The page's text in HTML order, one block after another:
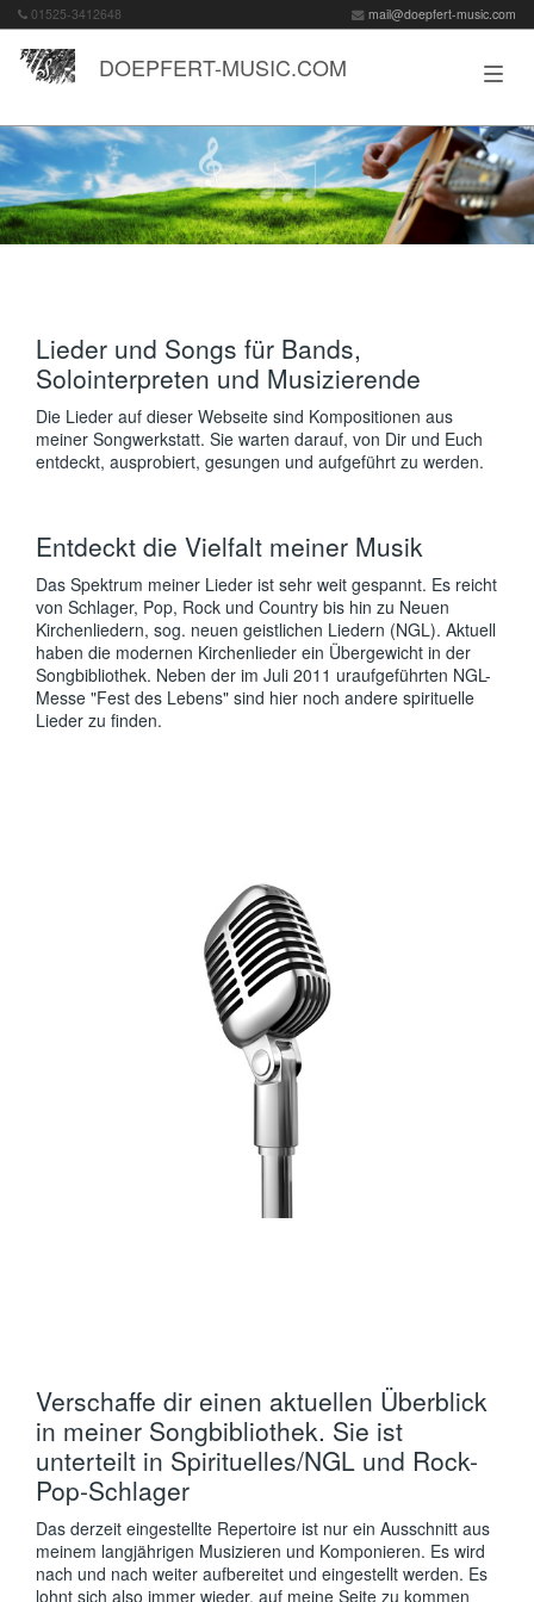
01525-3412648 mail@doepfert-music.com
DOEPFERT-MUSIC.COM
Lieder und Songs für Bands,
Solointerpreten und Musizierende
Die Lieder auf dieser Webseite sind Kompositionen aus
meiner Songwerkstatt. Sie warten darauf, von Dir und Euch
entdeckt, ausprobiert, gesungen und aufgeführt zu werden.
Entdeckt die Vielfalt meiner Musik
Das Spektrum meiner Lieder ist sehr weit gespannt. Es reicht
von Schlager, Pop, Rock und Country bis hin zu Neuen
Kirchenliedern, sog. neuen geistlichen Liedern (NGL). Aktuell
haben die modernen Kirchenlieder ein Übergewicht in der
Songbibliothek. Neben der im Juli 2011 uraufgeführten NGL-
Messe "Fest des Lebens" sind hier noch andere spirituelle
Lieder zu finden.
Verschaffe dir einen aktuellen Überblick
in meiner Songbibliothek. Sie ist
unterteilt in Spirituelles/NGL und Rock-
Pop-Schlager
Das derzeit eingestellte Repertoire ist nur ein Ausschnitt aus
meinem langjährigen Musizieren und Komponieren. Es wird
nach und nach weiter aufbereitet und eingestellt werden. Es
lohnt sich also immer wieder, auf meine Seite zu kommen